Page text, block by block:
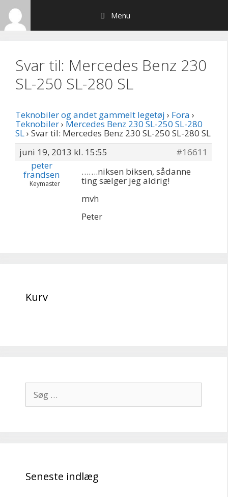
Hop
indhold
Menu
Svar til: Mercedes Benz 230
SL-250 SL-280 SL
Teknobiler og andet gammelt legetøj › Fora ›
Teknobiler› Mercedes Benz 230 SL-250 SL-280
SL› Svar til: Mercedes Benz 230 SL-250 SL-280 SL
juni 19, 2013 kl. 15:55
#16611
peter
frandsen
Keymaster
…….niksen biksen, sådanne
ting sælger jeg aldrig!
mvh
Peter
Kurv
efter:
Seneste indlæg